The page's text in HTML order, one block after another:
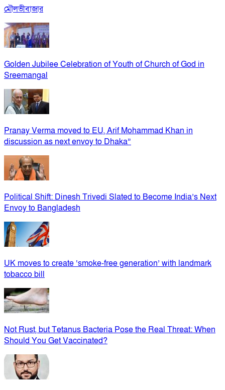
মৌলভীবাজার
Golden Jubilee Celebration of Youth of Church of God in
Sreemangal
Pranay Verma moved to EU, Arif Mohammad Khan in
discussion as next envoy to Dhaka”
Political Shift: Dinesh Trivedi Slated to Become India’s Next
Envoy to Bangladesh
UK moves to create ‘smoke-free generation’ with landmark
tobacco bill
Not Rust, but Tetanus Bacteria Pose the Real Threat: When
Should You Get Vaccinated?